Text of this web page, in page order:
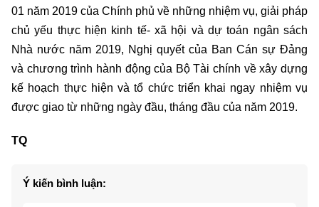
01 năm 2019 của Chính phủ về những nhiệm vụ, giải pháp
chủ yếu thực hiện kinh tế- xã hội và dự toán ngân sách
Nhà nước năm 2019, Nghị quyết của Ban Cán sự Đảng
và chương trình hành động của Bộ Tài chính về xây dựng
kế hoạch thực hiện và tổ chức triển khai ngay nhiệm vụ
được giao từ những ngày đầu, tháng đầu của năm 2019.
TQ
Ý kiến bình luận: